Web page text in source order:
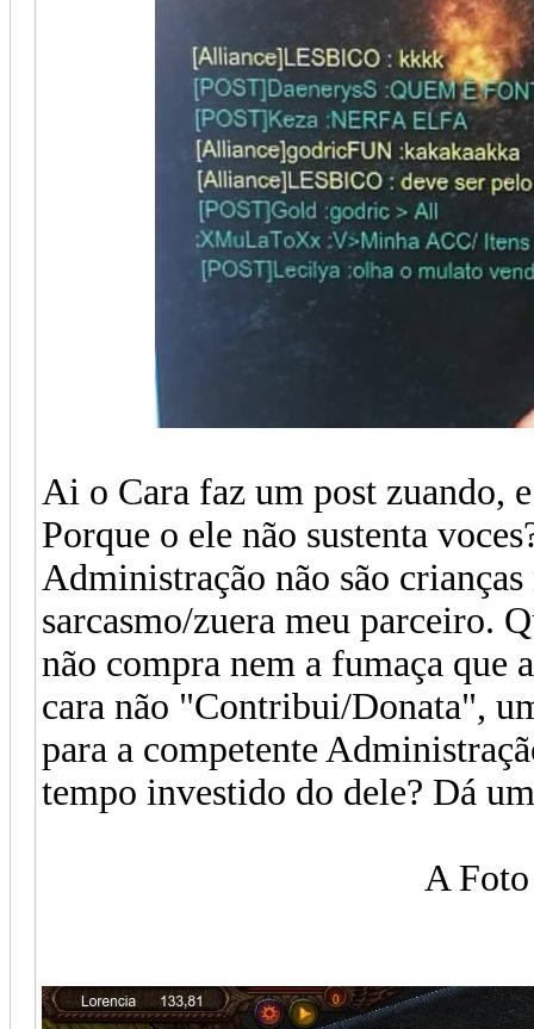
Ai o Cara faz um post zuando,
Porque o ele não sustenta
Administração não são
sarcasmo/zuera meu parceiro.
não compra nem a fumaça
cara não "Contribui/Donata",
para a competente
tempo investido do dele? Dá
A